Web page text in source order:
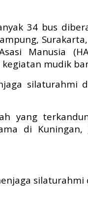
34 bus
Surakarta,
Manusia
mudik
silaturahmi
yang
di Kuningan,